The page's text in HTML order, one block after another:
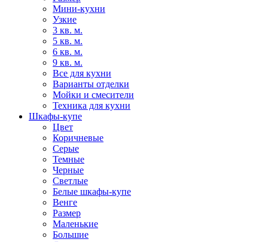
Мини-кухни
Узкие
3 кв. м.
5 кв. м.
6 кв. м.
9 кв. м.
Все для кухни
Варианты отделки
Мойки и смесители
Техника для кухни
Шкафы-купе
Цвет
Коричневые
Серые
Темные
Черные
Светлые
Белые шкафы-купе
Венге
Размер
Маленькие
Большие